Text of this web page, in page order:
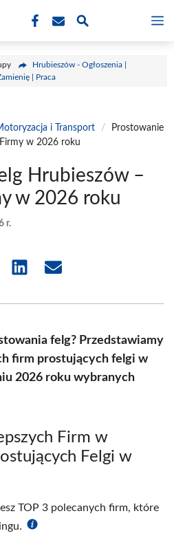
Hrubieszów - Ogłoszenia |
| Praca
i Transport /
Prostowanie
w 2026 roku
Hrubieszów –
w 2026 roku
r.
Share Share
felg? Przedstawiamy
firm prostujących felgi w
2026 roku wybranych
Firm w
Felgi w
TOP 3 polecanych firm, które